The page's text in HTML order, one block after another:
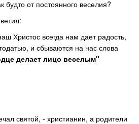
будто от постоянного веселия?
Христос всегда нам дает радость,
и сбываются на нас слова
делает лицо веселым"
святой, - христианин, а родители